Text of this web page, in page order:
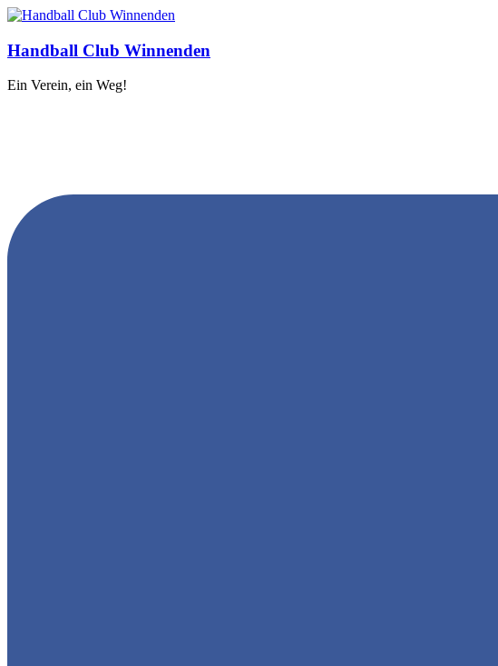
Handball Club Winnenden
Ein Verein, ein Weg!